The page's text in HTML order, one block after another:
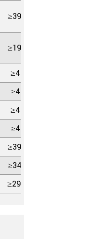
≥39.2
≥19.6
≥49
≥49
≥49
≥49
≥39.2
≥34.3
≥29.4